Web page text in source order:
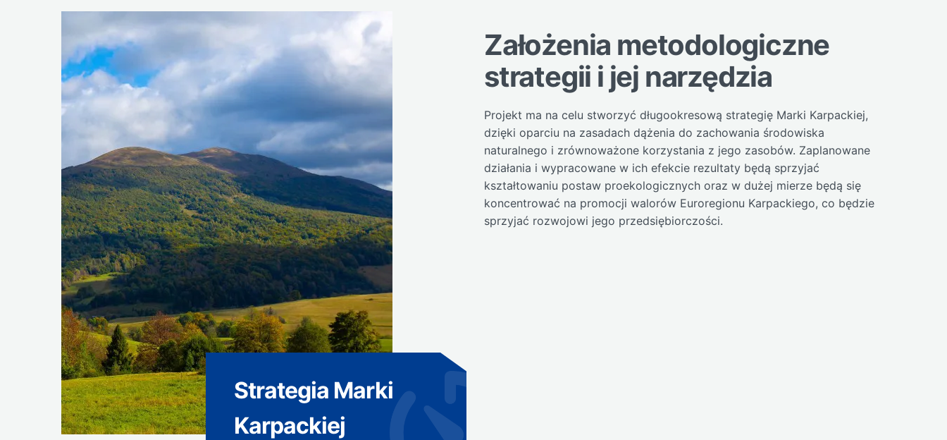
Strategia Marki
Karpackiej
Założenia metodologiczne
strategii i jej narzędzia
Projekt ma na celu stworzyć długookresową strategię Marki Karpackiej,
dzięki oparciu na zasadach dążenia do zachowania środowiska
naturalnego i zrównoważone korzystania z jego zasobów. Zaplanowane
działania i wypracowane w ich efekcie rezultaty będą sprzyjać
kształtowaniu postaw proekologicznych oraz w dużej mierze będą się
koncentrować na promocji walorów Euroregionu Karpackiego, co będzie
sprzyjać rozwojowi jego przedsiębiorczości.